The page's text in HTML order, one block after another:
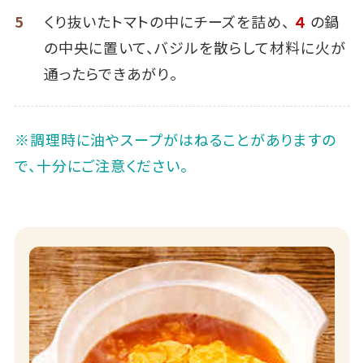
5 くり抜いたトマトの中にチーズを詰め、 ４ の鍋
の中央に置いて、バジルを散らして材料に火が
通ったらできあがり。
※調理時に油やスープがはねることがありますの
で、十分にご注意ください。